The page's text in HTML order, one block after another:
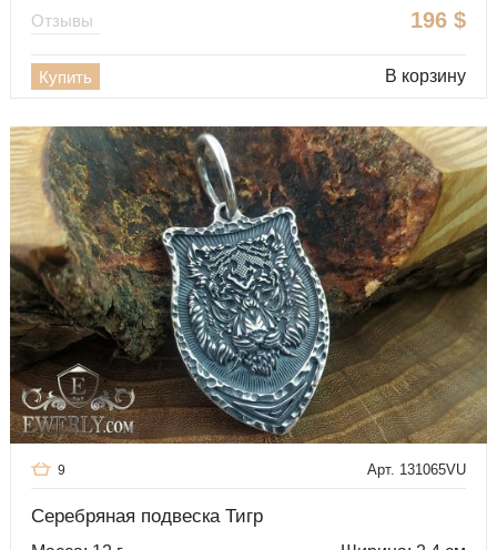
196 $
Отзывы
Купить В корзину
Арт. 131065VU
9
Серебряная подвеска Тигр